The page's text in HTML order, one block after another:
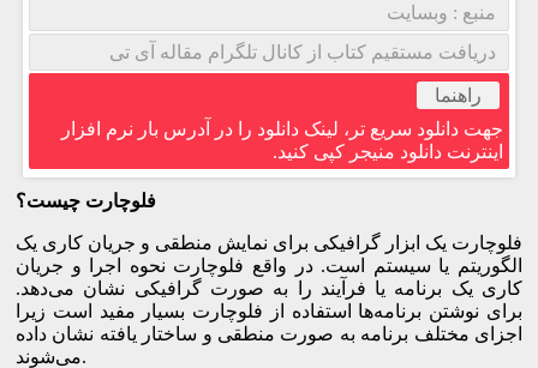
منبع : وبسایت
دریافت مستقیم کتاب از کانال تلگرام مقاله آی تی
راهنما
جهت دانلود سریع تر، لینک دانلود را در آدرس بار نرم افزار
اینترنت دانلود منیجر کپی کنید.
فلوچارت چیست؟
فلوچارت یک ابزار گرافیکی برای نمایش منطقی و جریان کاری یک
الگوریتم یا سیستم است. در واقع فلوچارت نحوه اجرا و جریان
کاری یک برنامه یا فرآیند را به صورت گرافیکی نشان می‌دهد.
برای نوشتن برنامه‌ها استفاده از فلوچارت بسیار مفید است زیرا
اجزای مختلف برنامه به صورت منطقی و ساختار یافته نشان داده
می‌شوند.